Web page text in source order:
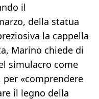
il
della statua
la cappella
Marino chiede di
simulacro come
per «comprendere
il legno della